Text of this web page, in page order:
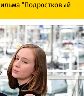
"Подростковый